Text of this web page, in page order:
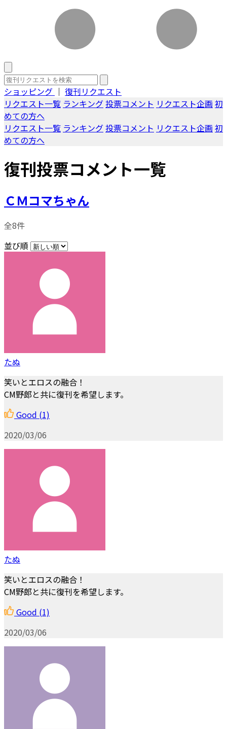
ショッピング ｜ 復刊リクエスト
リクエスト一覧 ランキング投票コメント リクエスト企画 初
めての方へ
リクエスト一覧 ランキング投票コメント リクエスト企画 初
めての方へ
復刊投票コメント一覧
ＣＭコマちゃん
全8件
並び順
たぬ
笑いとエロスの融合！
CM野郎と共に復刊を希望します。
Good (1)
2020/03/06
たぬ
笑いとエロスの融合！
CM野郎と共に復刊を希望します。
Good (1)
2020/03/06